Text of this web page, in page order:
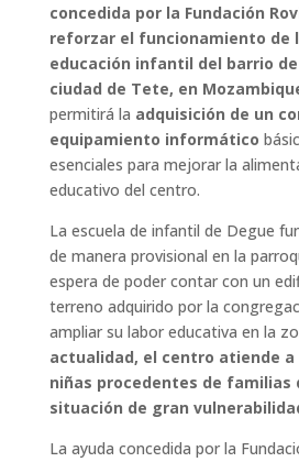
concedida por la Fundación
reforzar el funcionamiento de
educación infantil del barrio
ciudad de Tete, en
permitirá la adquisición de un
equipamiento informático
esenciales para mejorar la
educativo del centro.
La escuela de infantil de Degue
de manera provisional en la
espera de poder contar con un
terreno adquirido por la
ampliar su labor educativa en la
actualidad, el centro atiende a
niñas procedentes de familias
situación de gran
La ayuda concedida por la